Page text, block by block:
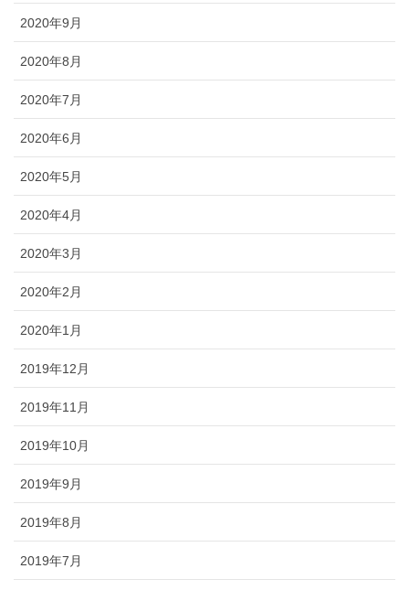
2020年9月
2020年8月
2020年7月
2020年6月
2020年5月
2020年4月
2020年3月
2020年2月
2020年1月
2019年12月
2019年11月
2019年10月
2019年9月
2019年8月
2019年7月